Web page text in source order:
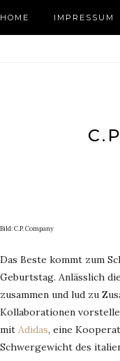
HOME IMPRESSUM
Bild: C.P. Company
Das Beste kommt zum
Geburtstag. Anlässlich
zusammen und lud zu
Kollaborationen
mit Adidas, eine
Schwergewicht des